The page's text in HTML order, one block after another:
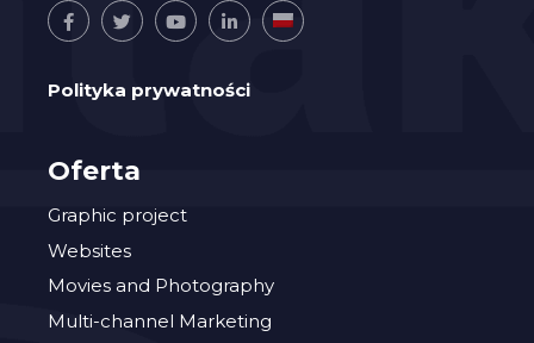
Polityka prywatności
Oferta
Graphic project
Websites
Movies and Photography
Multi-channel Marketing